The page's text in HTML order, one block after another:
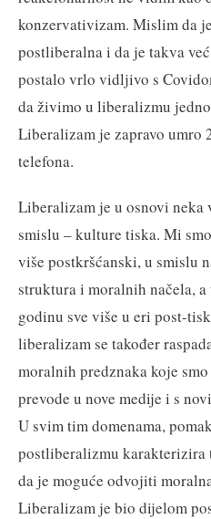
konzervativizam. Mislim da
postliberalna i da je takva
postalo vrlo vidljivo s
da živimo u liberalizmu
Liberalizam je zapravo umro
telefona.
Liberalizam je u osnovi neka
smislu – kulture tiska. Mi
više postkršćanski, u smislu
struktura i moralnih načela,
godinu sve više u eri post-
liberalizam se također
moralnih predznaka koje
prevode u nove medije i s
U svim tim domenama,
postliberalizmu karakterizira
da je moguće odvojiti
Liberalizam je bio dijelom